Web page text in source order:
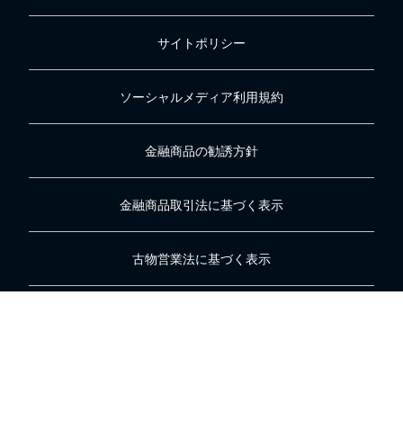
サイトポリシー
ソーシャルメディア利用規約
金融商品の勧誘方針
金融商品取引法に基づく表示
古物営業法に基づく表示